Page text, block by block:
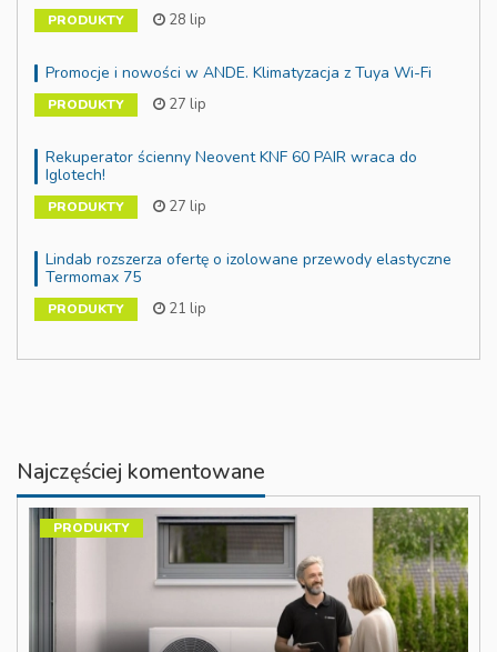
PRODUKTY 28 lip
Promocje i nowości w ANDE. Klimatyzacja z Tuya Wi-Fi
PRODUKTY 27 lip
Rekuperator ścienny Neovent KNF 60 PAIR wraca do
Iglotech!
PRODUKTY 27 lip
Lindab rozszerza ofertę o izolowane przewody elastyczne
Termomax 75
PRODUKTY 21 lip
Najczęściej komentowane
PRODUKTY